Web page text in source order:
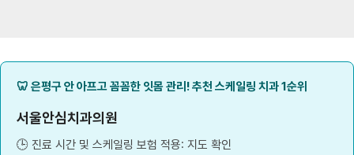
🦷 은평구 안 아프고 꼼꼼한 잇몸 관리! 추천 스케일링 치과 1순위
서울안심치과의원
🕒 진료 시간 및 스케일링 보험 적용: 지도 확인